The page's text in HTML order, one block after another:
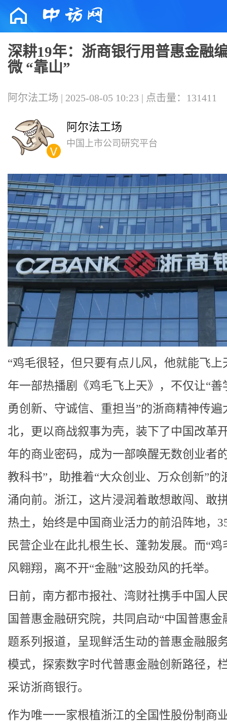
深耕19年：浙商银行用普惠金融
微 “靠山”
阿尔法工场 | 2025-08-05 10:23 | 点击量：131411
阿尔法工场
中国上市公司研究平台
“鸡毛很轻，但只要有点儿风，他就能飞上
年一部热播剧《鸡毛飞上天》，不仅让“善
勇创新、守诚信、重担当”的浙商精神传遍
北，更以商战叙事为壳，装下了中国改革
年的商业密码，成为一部唤醒无数创业者
教科书”，助推着“大众创业、万众创新”的
涌向前。浙江，这片浸润着敢想敢闯、敢
热土，始终是中国商业活力的前沿阵地，
民营企业在此扎根生长、蓬勃发展。而“鸡
风翱翔，离不开“金融”这股劲风的托举。
日前，南方都市报社、湾财社携手中国人
国普惠金融研究院，共同启动“中国普惠金
题系列报道，呈现鲜活生动的普惠金融服
模式，探索数字时代普惠金融创新路径，
采访浙商银行。
作为唯一一家根植浙江的全国性股份制商